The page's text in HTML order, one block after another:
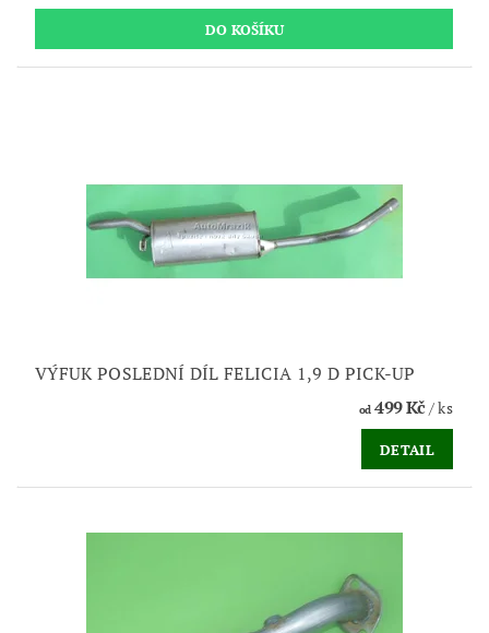
VÝFUK POSLEDNÍ DÍL FELICIA 1,9 D PICK-UP
od499 Kč/ ks
DETAIL